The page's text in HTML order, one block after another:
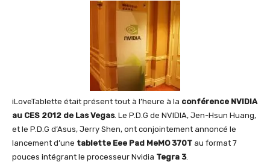
iLoveTablette était présent tout à l’heure à la conférence NVIDIA
au CES 2012 de Las Vegas. Le P.D.G de NVIDIA, Jen-Hsun Huang,
et le P.D.G d’Asus, Jerry Shen, ont conjointement annoncé le
lancement d’une tablette Eee Pad MeMO 370T au format 7
pouces intégrant le processeur Nvidia Tegra 3.